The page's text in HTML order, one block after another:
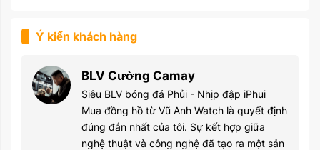
Ý kiến khách hàng
BLV Cường Camay
Siêu BLV bóng đá Phủi - Nhịp đập iPhui
Mua đồng hồ từ Vũ Anh Watch là quyết định
đúng đắn nhất của tôi. Sự kết hợp giữa
nghệ thuật và công nghệ đã tạo ra một sản